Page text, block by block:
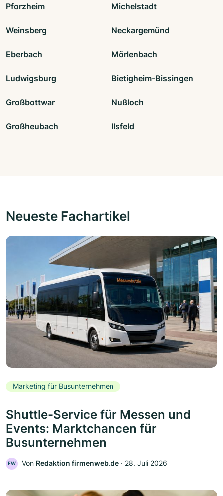
Pforzheim Michelstadt
Weinsberg Neckargemünd
Eberbach Mörlenbach
Ludwigsburg Bietigheim-Bissingen
Großbottwar Nußloch
Großheubach Ilsfeld
Neueste Fachartikel
Marketing für Busunternehmen
Shuttle-Service für Messen und
Events: Marktchancen für
Busunternehmen
FW Von Redaktion firmenweb.de ‧ 28. Juli 2026